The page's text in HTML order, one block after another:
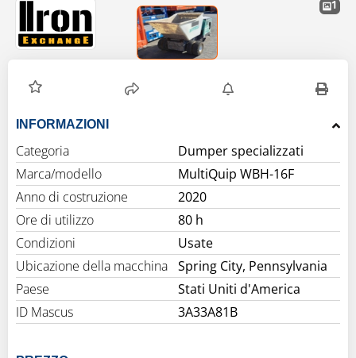
1
INFORMAZIONI
Categoria
Dumper specializzati
Marca/modello
MultiQuip WBH-16F
Anno di costruzione
2020
Ore di utilizzo
80 h
Condizioni
Usate
Ubicazione della macchina Spring City, Pennsylvania
Paese
Stati Uniti d'America
ID Mascus
3A33A81B